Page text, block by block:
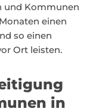
und Kommunen
einen
so einen
Ort leisten.
in